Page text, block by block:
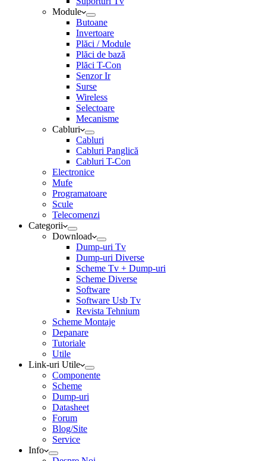
Module
Butoane
Invertoare
Plăci / Module
Plăci de bază
Plăci T-Con
Senzor Ir
Surse
Wireless
Selectoare
Mecanisme
Cabluri
Cabluri
Cabluri Panglică
Cabluri T-Con
Electronice
Mufe
Programatoare
Scule
Telecomenzi
Categorii
Download
Dump-uri Tv
Dump-uri Diverse
Scheme Tv + Dump-uri
Scheme Diverse
Software
Software Usb Tv
Revista Tehnium
Scheme Montaje
Depanare
Tutoriale
Utile
Link-uri Utile
Componente
Scheme
Dump-uri
Datasheet
Forum
Blog/Site
Service
Info